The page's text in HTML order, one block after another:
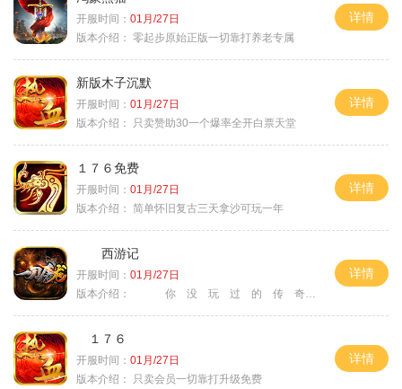
开服时间： 01月/27日
版本介绍： 零起步原始正版一切靠打养老专属
详情
新版木子沉默
开服时间： 01月/27日
版本介绍：
只卖赞助30一个爆率全开白票天堂
详情
１７６免费
开服时间： 01月/27日
版本介绍： 简单怀旧复古三天拿沙可玩一年
详情
西游记
开服时间： 01月/27日
版本介绍：
你 没 玩 过 的 传 奇
详情
１７６
开服时间： 01月/27日
版本介绍：
只卖会员一切靠打升级免费
详情